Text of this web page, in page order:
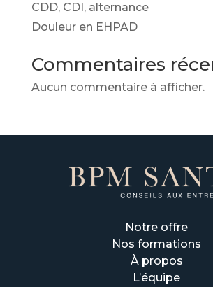
CDD, CDI, alternance
Douleur en EHPAD
Commentaires
Aucun commentaire à afficher.
Notre offre
Nos formations
À propos
L’équipe